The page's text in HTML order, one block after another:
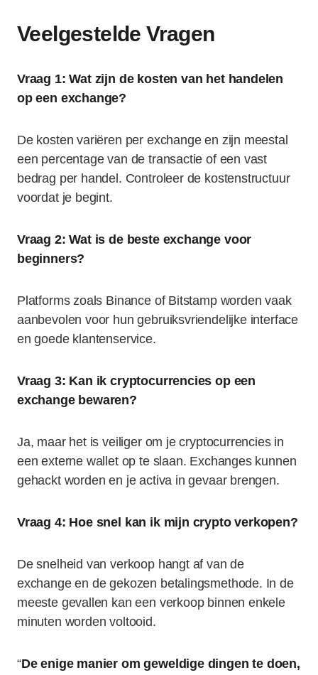
Veelgestelde Vragen
Vraag 1: Wat zijn de kosten van het handelen
op een exchange?
De kosten variëren per exchange en zijn meestal
een percentage van de transactie of een vast
bedrag per handel. Controleer de kostenstructuur
voordat je begint.
Vraag 2: Wat is de beste exchange voor
beginners?
Platforms zoals Binance of Bitstamp worden vaak
aanbevolen voor hun gebruiksvriendelijke interface
en goede klantenservice.
Vraag 3: Kan ik cryptocurrencies op een
exchange bewaren?
Ja, maar het is veiliger om je cryptocurrencies in
een externe wallet op te slaan. Exchanges kunnen
gehackt worden en je activa in gevaar brengen.
Vraag 4: Hoe snel kan ik mijn crypto verkopen?
De snelheid van verkoop hangt af van de
exchange en de gekozen betalingsmethode. In de
meeste gevallen kan een verkoop binnen enkele
minuten worden voltooid.
“De enige manier om geweldige dingen te doen,